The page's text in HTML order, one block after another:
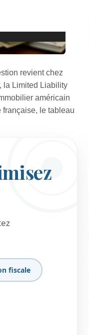
revient chez
la Limited Liability
américain
française, le tableau
fiscale